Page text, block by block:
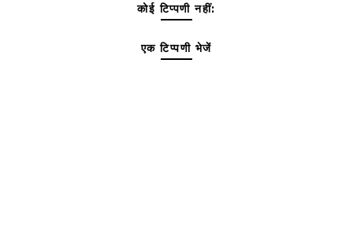
कोई टिप्पणी नहीं:
एक टिप्पणी भेजें